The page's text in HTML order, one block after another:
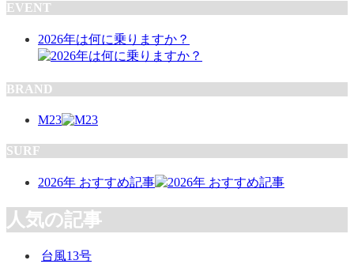
EVENT
2026年は何に乗りますか？
BRAND
M23
SURF
2026年 おすすめ記事
人気の記事
台風13号